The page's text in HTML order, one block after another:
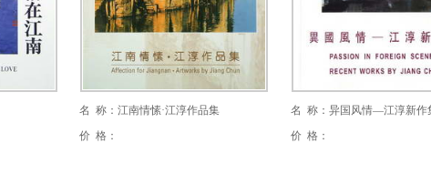
名 称：江南情愫·江淳作品集
价 格：
名 称：异国风情—江淳新作
价 格：